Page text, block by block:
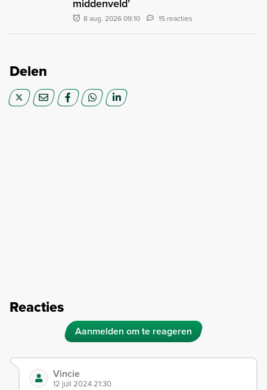
middenveld’
8 aug. 2026 09:10 15 reacties
Delen
Reacties
Aanmelden om te reageren
Vincie
12 juli 2024 21:30